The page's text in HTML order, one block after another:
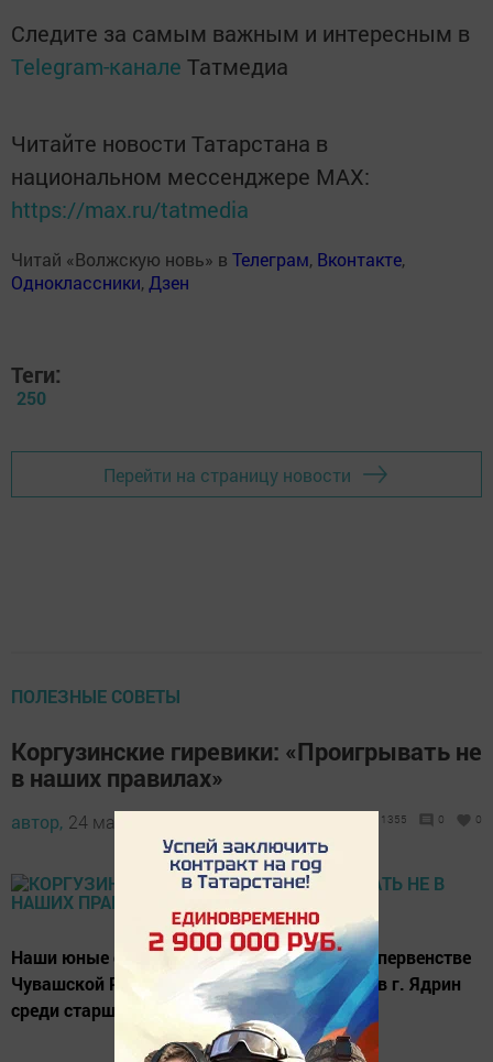
Следите за самым важным и интересным в
Telegram-канале Татмедиа
Читайте новости Татарстана в
национальном мессенджере MАХ:
https://max.ru/tatmedia
Читай «Волжскую новь» в Телеграм, Вконтакте,
Одноклассники,Дзен
Теги:
250
Перейти на страницу новости
ПОЛЕЗНЫЕ СОВЕТЫ
Коргузинские гиревики: «Проигрывать не
в наших правилах»
автор, 24 марта 2014 - 01:03 1355 0 0
Наши юные спортсмены приняли участие в первенстве
Чувашской Республики по гиревому спорту в г. Ядрин
среди старших юношей и юниоров.